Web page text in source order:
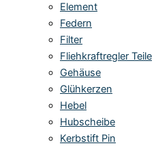
Element
Federn
Filter
Fliehkraftregler Teile
Gehäuse
Glühkerzen
Hebel
Hubscheibe
Kerbstift Pin